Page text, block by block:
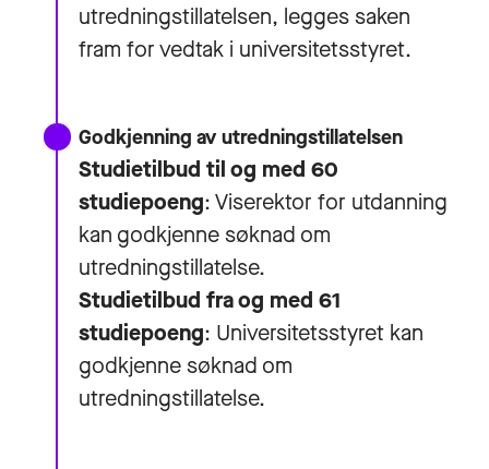
utredningstillatelsen, legges saken
fram for vedtak i universitetsstyret.
Godkjenning av utredningstillatelsen
Studietilbud til og med 60
studiepoeng: Viserektor for utdanning
kan godkjenne søknad om
utredningstillatelse.
Studietilbud fra og med 61
studiepoeng: Universitetsstyret kan
godkjenne søknad om
utredningstillatelse.